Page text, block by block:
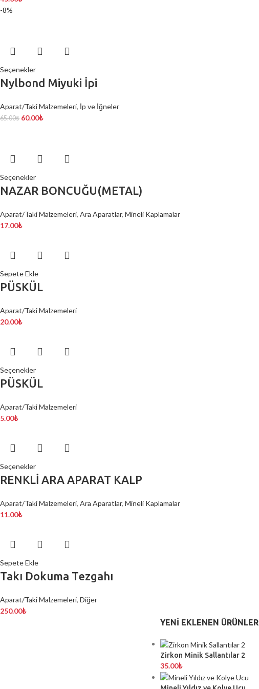
-8%
Seçenekler
Nylbond Miyuki İpi
Aparat/Taki Malzemeleri, İp ve İğneler
65.00₺ 60.00₺
Seçenekler
NAZAR BONCUĞU(METAL)
Aparat/Taki Malzemeleri, Ara Aparatlar, Mineli Kaplamalar
17.00₺
Sepete Ekle
PÜSKÜL
Aparat/Taki Malzemeleri
20.00₺
Seçenekler
PÜSKÜL
Aparat/Taki Malzemeleri
5.00₺
Seçenekler
RENKLİ ARA APARAT KALP
Aparat/Taki Malzemeleri, Ara Aparatlar, Mineli Kaplamalar
11.00₺
Sepete Ekle
Takı Dokuma Tezgahı
Aparat/Taki Malzemeleri, Diğer
250.00₺
YENI EKLENEN ÜRÜNLER
Zirkon Minik Sallantılar 2
35.00₺